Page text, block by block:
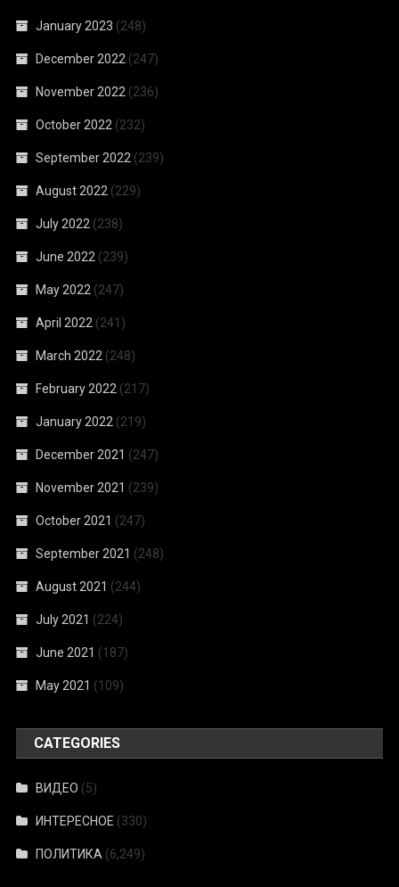
January 2023 (248)
December 2022 (247)
November 2022 (236)
October 2022 (232)
September 2022 (239)
August 2022 (229)
July 2022 (238)
June 2022 (239)
May 2022 (247)
April 2022 (241)
March 2022 (248)
February 2022 (217)
January 2022 (219)
December 2021 (247)
November 2021 (239)
October 2021 (247)
September 2021 (248)
August 2021 (244)
July 2021 (224)
June 2021 (187)
May 2021 (109)
CATEGORIES
ВИДЕО (5)
ИНТЕРЕСНОЕ (330)
ПОЛИТИКА (6,249)